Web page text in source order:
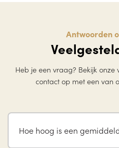
Antwoorden
Heb je een vraag? Bekijk
contact op met een van
Hoe hoog is een